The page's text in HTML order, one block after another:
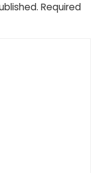
Required